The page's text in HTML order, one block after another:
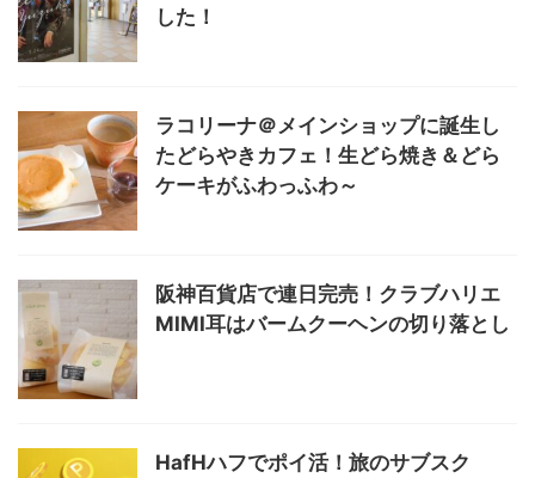
した！
ラコリーナ＠メインショップに誕生し
たどらやきカフェ！生どら焼き＆どら
ケーキがふわっふわ～
阪神百貨店で連日完売！クラブハリエ
MIMI耳はバームクーヘンの切り落とし
HafHハフでポイ活！旅のサブスク